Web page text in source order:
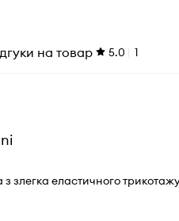
на товар 5.0 1
злегка еластичного